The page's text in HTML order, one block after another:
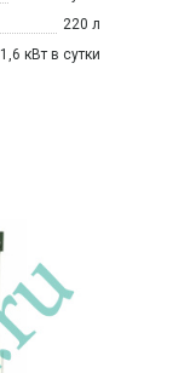
220 л
1,6 кВт в сутки